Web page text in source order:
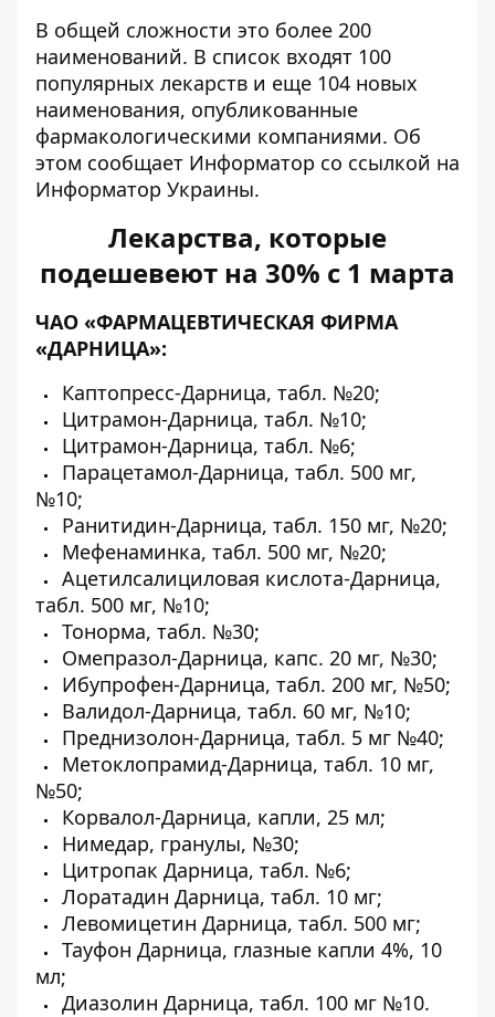
В общей сложности это более 200
наименований. В список входят 100
популярных лекарств и еще 104 новых
наименования, опубликованные
фармакологическими компаниями. Об
этом сообщает Информатор со ссылкой на
Информатор Украины.
Лекарства, которые
подешевеют на 30% с 1 марта
ЧАО «ФАРМАЦЕВТИЧЕСКАЯ ФИРМА
«ДАРНИЦА»:
Каптопресс-Дарница, табл. №20;
Цитрамон-Дарница, табл. №10;
Цитрамон-Дарница, табл. №6;
Парацетамол-Дарница, табл. 500 мг,
№10;
Ранитидин-Дарница, табл. 150 мг, №20;
Мефенаминка, табл. 500 мг, №20;
Ацетилсалициловая кислота-Дарница,
табл. 500 мг, №10;
Тонорма, табл. №30;
Омепразол-Дарница, капс. 20 мг, №30;
Ибупрофен-Дарница, табл. 200 мг, №50;
Валидол-Дарница, табл. 60 мг, №10;
Преднизолон-Дарница, табл. 5 мг №40;
Метоклопрамид-Дарница, табл. 10 мг,
№50;
Корвалол-Дарница, капли, 25 мл;
Нимедар, гранулы, №30;
Цитропак Дарница, табл. №6;
Лоратадин Дарница, табл. 10 мг;
Левомицетин Дарница, табл. 500 мг;
Тауфон Дарница, глазные капли 4%, 10
мл;
Диазолин Дарница, табл. 100 мг №10.